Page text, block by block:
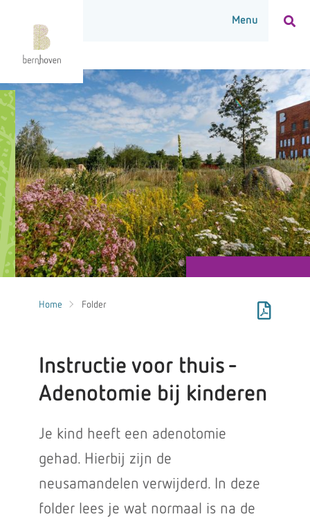
Home Folder
Instructie voor thuis -
Adenotomie bij kinderen
Je kind heeft een adenotomie
gehad. Hierbij zijn de
neusamandelen verwijderd. In deze
folder lees je wat normaal is na de